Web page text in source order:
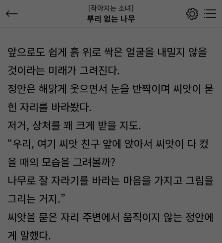
[작아지는 소녀]
뿌리 없는 나무
앞으로도 쉽게 흙 위로 싹은 얼굴을 내밀지 않을
것이라는 미래가 그려진다.
정안은 해맑게 웃으면서 눈을 반짝이며 씨앗이 묻
힌 자리를 바라봤다.
저거, 상처를 꽤 크게 받을 지도.
“우리, 여기 씨앗 친구 앞에 앉아서 씨앗이 다 컸
을 때의 모습을 그려볼까?
나무로 잘 자라기를 바라는 마음을 가지고 그림을
그리는 거지.”
씨앗을 묻은 자리 주변에서 움직이지 않는 정안에
게 말했다.